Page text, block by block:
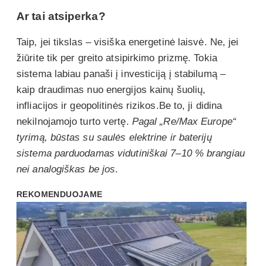
Ar tai atsiperka?
Taip, jei tikslas – visiška energetinė laisvė. Ne, jei
žiūrite tik per greito atsipirkimo prizmę. Tokia
sistema labiau panaši į investiciją į stabilumą –
kaip draudimas nuo energijos kainų šuolių,
infliacijos ir geopolitinės rizikos.Be to, ji didina
nekilnojamojo turto vertę. Pagal „Re/Max Europe“
tyrimą, būstas su saulės elektrine ir baterijų
sistema parduodamas vidutiniškai 7–10 % brangiau
nei analogiškas be jos.
REKOMENDUOJAME